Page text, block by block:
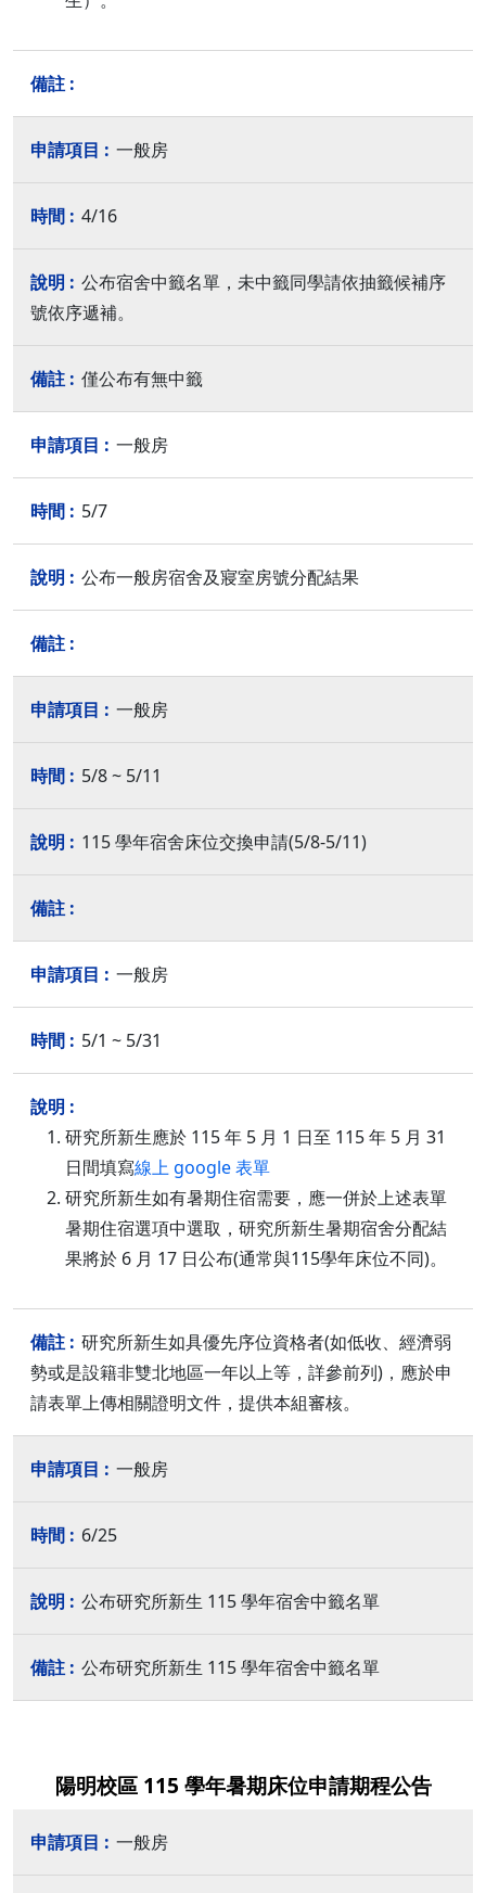
一般房
4/16
公布宿舍中籤名單，未中籤同學請依抽籤候補序
號依序遞補。
僅公布有無中籤
一般房
5/7
公布一般房宿舍及寢室房號分配結果
一般房
5/8 ~ 5/11
115 學年宿舍床位交換申請(5/8-5/11)
一般房
5/1 ~ 5/31
研究所新生應於 115 年 5 月 1 日至 115 年 5 月 31
日間填寫線上 google 表單
研究所新生如有暑期住宿需要，應一併於上述表單
暑期住宿選項中選取，研究所新生暑期宿舍分配結
果將於 6 月 17 日公布(通常與115學年床位不同)。
研究所新生如具優先序位資格者(如低收、經濟弱
勢或是設籍非雙北地區一年以上等，詳參前列)，應於申
請表單上傳相關證明文件，提供本組審核。
一般房
6/25
公布研究所新生 115 學年宿舍中籤名單
公布研究所新生 115 學年宿舍中籤名單
陽明校區 115 學年暑期床位申請期程公告
一般房